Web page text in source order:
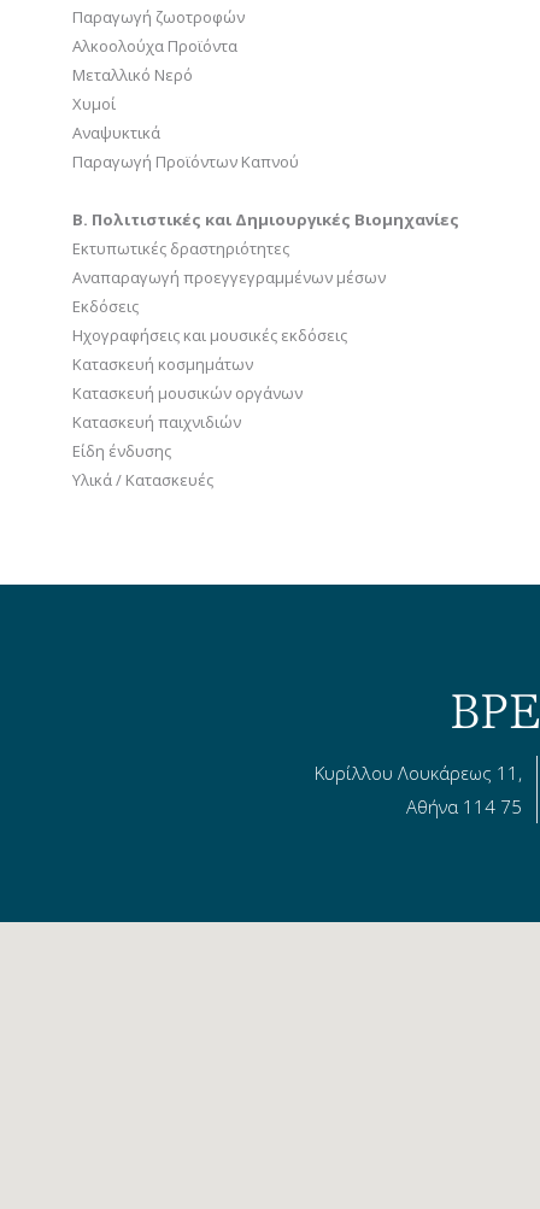
Παραγωγή ζωοτροφών
Αλκοολούχα Προϊόντα
Μεταλλικό Νερό
Χυμοί
Αναψυκτικά
Παραγωγή Προϊόντων Καπνού
Β. Πολιτιστικές και Δημιουργικές Βιομηχανίες
Εκτυπωτικές δραστηριότητες
Αναπαραγωγή προεγγεγραμμένων μέσων
Εκδόσεις
Ηχογραφήσεις και μουσικές εκδόσεις
Κατασκευή κοσμημάτων
Κατασκευή μουσικών οργάνων
Κατασκευή παιχνιδιών
Είδη ένδυσης
Υλικά / Κατασκευές
Κυρίλλου Λουκάρεως 11,
Αθήνα 114 75